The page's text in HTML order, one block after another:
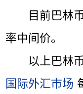
目前巴林
率中间价。
以上巴林
国际外汇市场